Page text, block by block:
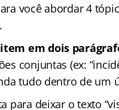
você abordar 4
em dois
conjuntas (ex:
tudo dentro de um
para deixar o texto